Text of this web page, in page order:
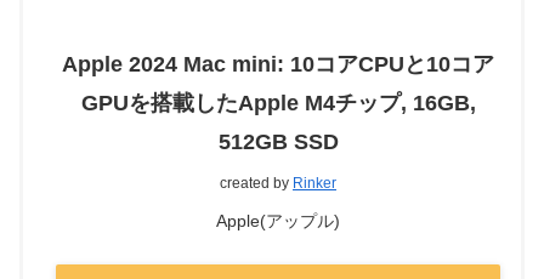
Apple 2024 Mac mini: 10コアCPUと10コア
GPUを搭載したApple M4チップ, 16GB,
512GB SSD
created by Rinker
Apple(アップル)